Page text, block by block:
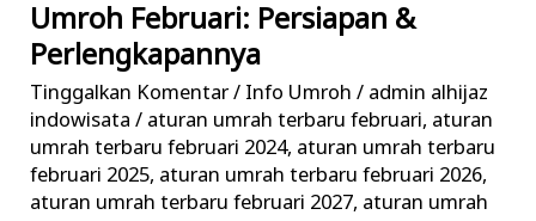
Umroh Februari: Persiapan &
Perlengkapannya
Tinggalkan Komentar/ Info Umroh / admin alhijaz
indowisata/ aturan umrah terbaru februari, aturan
umrah terbaru februari 2024, aturan umrah terbaru
februari 2025, aturan umrah terbaru februari 2026,
aturan umrah terbaru februari 2027, aturan umrah
Umroh
Februari:
Persiapan
&
Perlengkapannya